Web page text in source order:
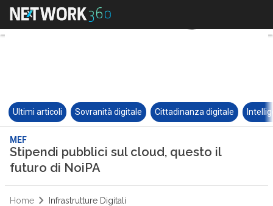
Ultimi articoli Sovranità digitale Cittadinanza digitale
MEF
Stipendi pubblici sul cloud, questo il
futuro di NoiPA
Home Infrastrutture Digitali